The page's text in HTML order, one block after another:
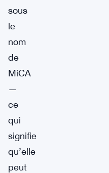
sous
le
nom
de
MiCA
—
ce
qui
signifie
qu’elle
peut